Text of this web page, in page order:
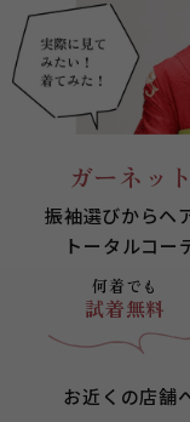
ガーネッ
振袖選びからヘ
トータルコー
何着でも
試着無料
お近くの店舗